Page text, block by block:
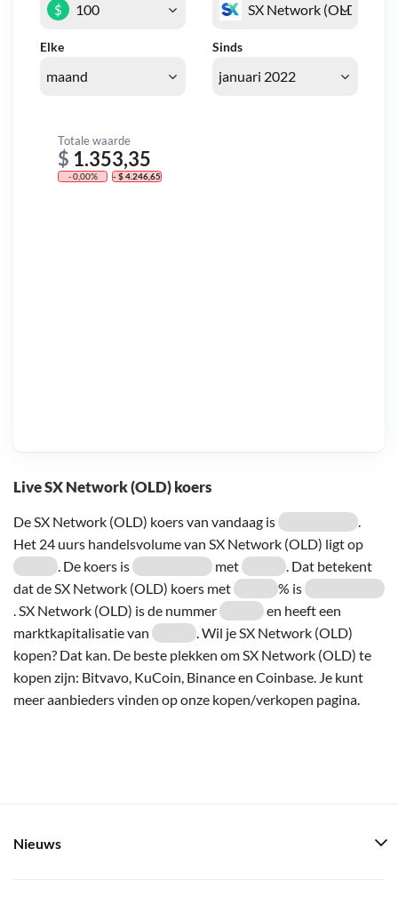
Live SX Network (OLD) koers
De SX Network (OLD) koers van vandaag is
.
Het 24 uurs handelsvolume van SX Network (OLD) ligt op
. De koers is
met
. Dat betekent
dat de SX Network (OLD) koers met
% is
. SX Network (OLD) is de nummer
en heeft een
marktkapitalisatie van
. Wil je SX Network (OLD)
kopen? Dat kan. De beste plekken om SX Network (OLD) te
kopen zijn: Bitvavo, KuCoin, Binance en Coinbase. Je kunt
meer aanbieders vinden op onze kopen/verkopen pagina.
Elke Sinds
$
Totale waarde
$ 1.353,35
- 0,00% - $ 4.246,65
Nieuws